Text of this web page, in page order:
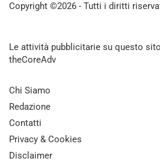
Copyright ©2026 - Tutti i diritti
Le attività pubblicitarie su questo
theCoreAdv
Chi Siamo
Redazione
Contatti
Privacy & Cookies
Disclaimer